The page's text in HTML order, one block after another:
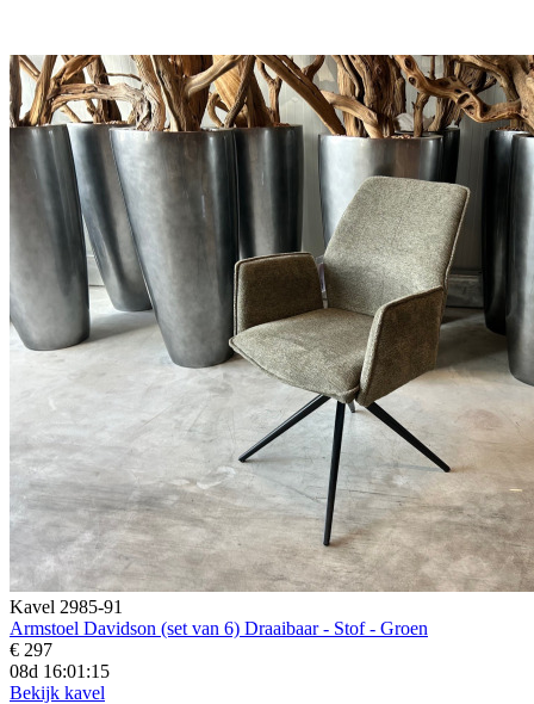
Kavel 2985-91
Armstoel Davidson (set van 6) Draaibaar - Stof - Groen
€ 297
08d 16:01:13
Bekijk kavel